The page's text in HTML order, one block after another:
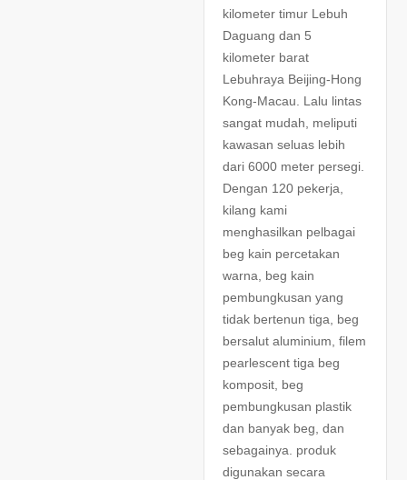
kilometer timur Lebuh
Daguang dan 5
kilometer barat
Lebuhraya Beijing-Hong
Kong-Macau. Lalu lintas
sangat mudah, meliputi
kawasan seluas lebih
dari 6000 meter persegi.
Dengan 120 pekerja,
kilang kami
menghasilkan pelbagai
beg kain percetakan
warna, beg kain
pembungkusan yang
tidak bertenun tiga, beg
bersalut aluminium, filem
pearlescent tiga beg
komposit, beg
pembungkusan plastik
dan banyak beg, dan
sebagainya. produk
digunakan secara